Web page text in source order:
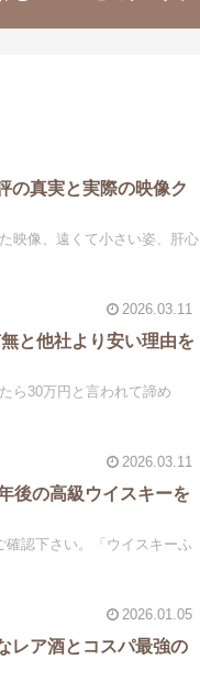
の真実と実際の映像ク
映像、遠くて小さい姿、肝心
2026.03.11
と他社より安い理由を
ら30万円と言われて諦め
2026.03.11
後の高級ウイスキーを
確認下さい。「ウイスキーふ
2026.01.05
レア酒とコスパ最強の